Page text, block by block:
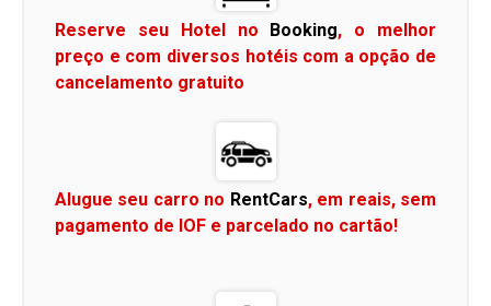
Reserve seu Hotel no Booking, o melhor
preço e com diversos hotéis com a opção de
cancelamento gratuito
Alugue seu carro no RentCars, em reais, sem
pagamento de IOF e parcelado no cartão!